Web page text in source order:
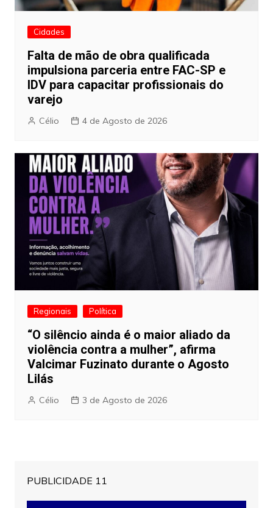
Cidades
Falta de mão de obra qualificada
impulsiona parceria entre FAC-SP e
IDV para capacitar profissionais do
varejo
Célio 4 de Agosto de 2026
Regionais Política
“O silêncio ainda é o maior aliado da
violência contra a mulher”, afirma
Valcimar Fuzinato durante o Agosto
Lilás
Célio 3 de Agosto de 2026
PUBLICIDADE 11